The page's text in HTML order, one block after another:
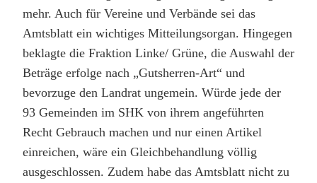
mehr. Auch für Vereine und Verbände sei das
Amtsblatt ein wichtiges Mitteilungsorgan. Hingegen
beklagte die Fraktion Linke/ Grüne, die Auswahl der
Beträge erfolge nach „Gutsherren-Art“ und
bevorzuge den Landrat ungemein. Würde jede der
93 Gemeinden im SHK von ihrem angeführten
Recht Gebrauch machen und nur einen Artikel
einreichen, wäre ein Gleichbehandlung völlig
ausgeschlossen. Zudem habe das Amtsblatt nicht zu